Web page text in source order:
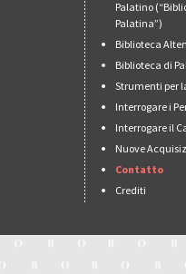
Palatino
Palatina”)
Biblioteca
Biblioteca di
Strumenti per
Interrogare i
Interrogare il
Nuove
Contatto
Crediti